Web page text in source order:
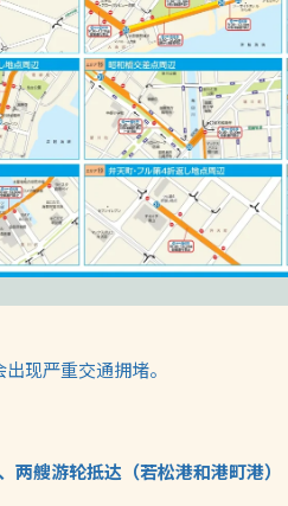
现严重交通拥堵。
艘游轮抵达（若松港和港町港）